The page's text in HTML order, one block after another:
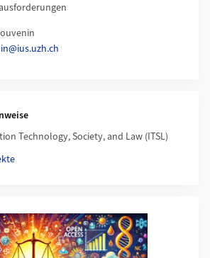
Technology, Society, and Law (ITSL)